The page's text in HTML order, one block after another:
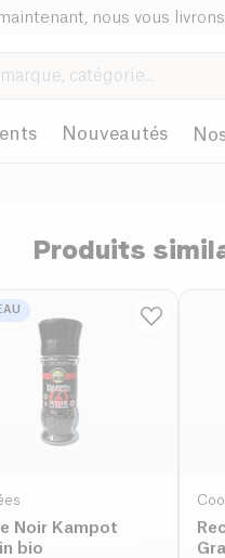
nous vous livrons
Nouveautés
Produits
Noir Kampot
bio